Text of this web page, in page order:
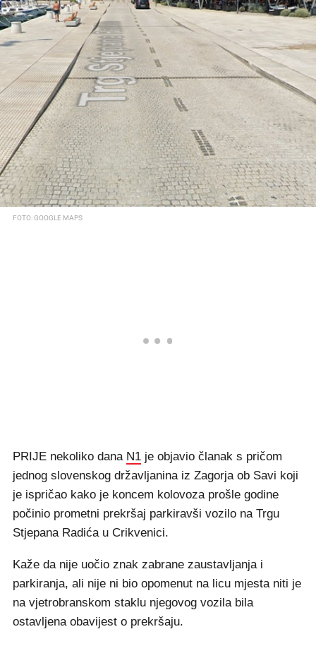
FOTO: GOOGLE MAPS
PRIJE nekoliko dana N1 je objavio članak s pričom
jednog slovenskog državljanina iz Zagorja ob Savi koji
je ispričao kako je koncem kolovoza prošle godine
počinio prometni prekršaj parkiravši vozilo na Trgu
Stjepana Radića u Crikvenici.
Kaže da nije uočio znak zabrane zaustavljanja i
parkiranja, ali nije ni bio opomenut na licu mjesta niti je
na vjetrobranskom staklu njegovog vozila bila
ostavljena obavijest o prekršaju.